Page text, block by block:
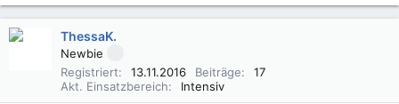
ThessaK.
Newbie
Registriert
13.11.2016 Beiträge
17
Akt. Einsatzbereich
Intensiv